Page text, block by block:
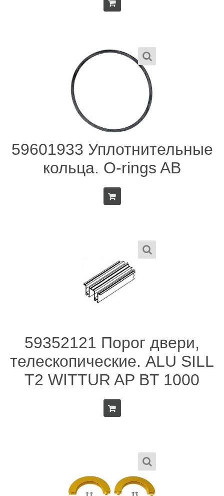
59601933 Уплотнительные
кольца. O-rings AB
59352121 Порог двери,
телескопические. ALU SILL
T2 WITTUR AP BT 1000